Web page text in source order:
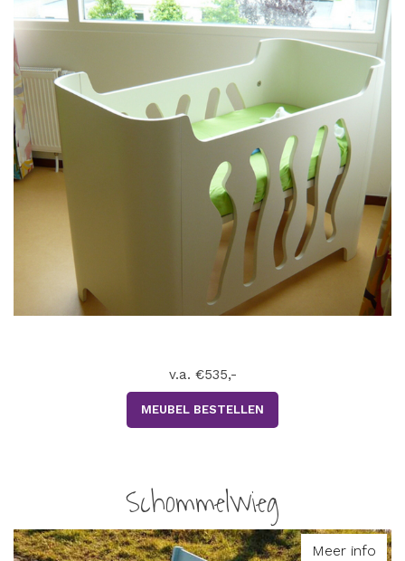
v.a. €535,-
MEUBEL BESTELLEN
Schommelwieg
Meer info